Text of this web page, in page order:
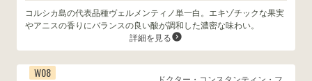
コルシカ島の代表品種ヴェルメンティノ単一白。エキゾチックな果実
やアニスの香りにバランスの良い酸が調和した濃密な味わい。
詳細を見る
W08
ドクター・コンスタンティン・フ